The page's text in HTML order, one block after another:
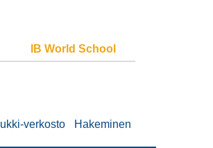
IB World School
verkosto Hakeminen